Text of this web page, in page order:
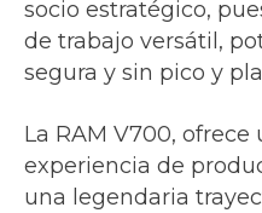
socio estratégico,
de trabajo versátil,
segura y sin pico y
La RAM V700, ofrece
experiencia de
una legendaria